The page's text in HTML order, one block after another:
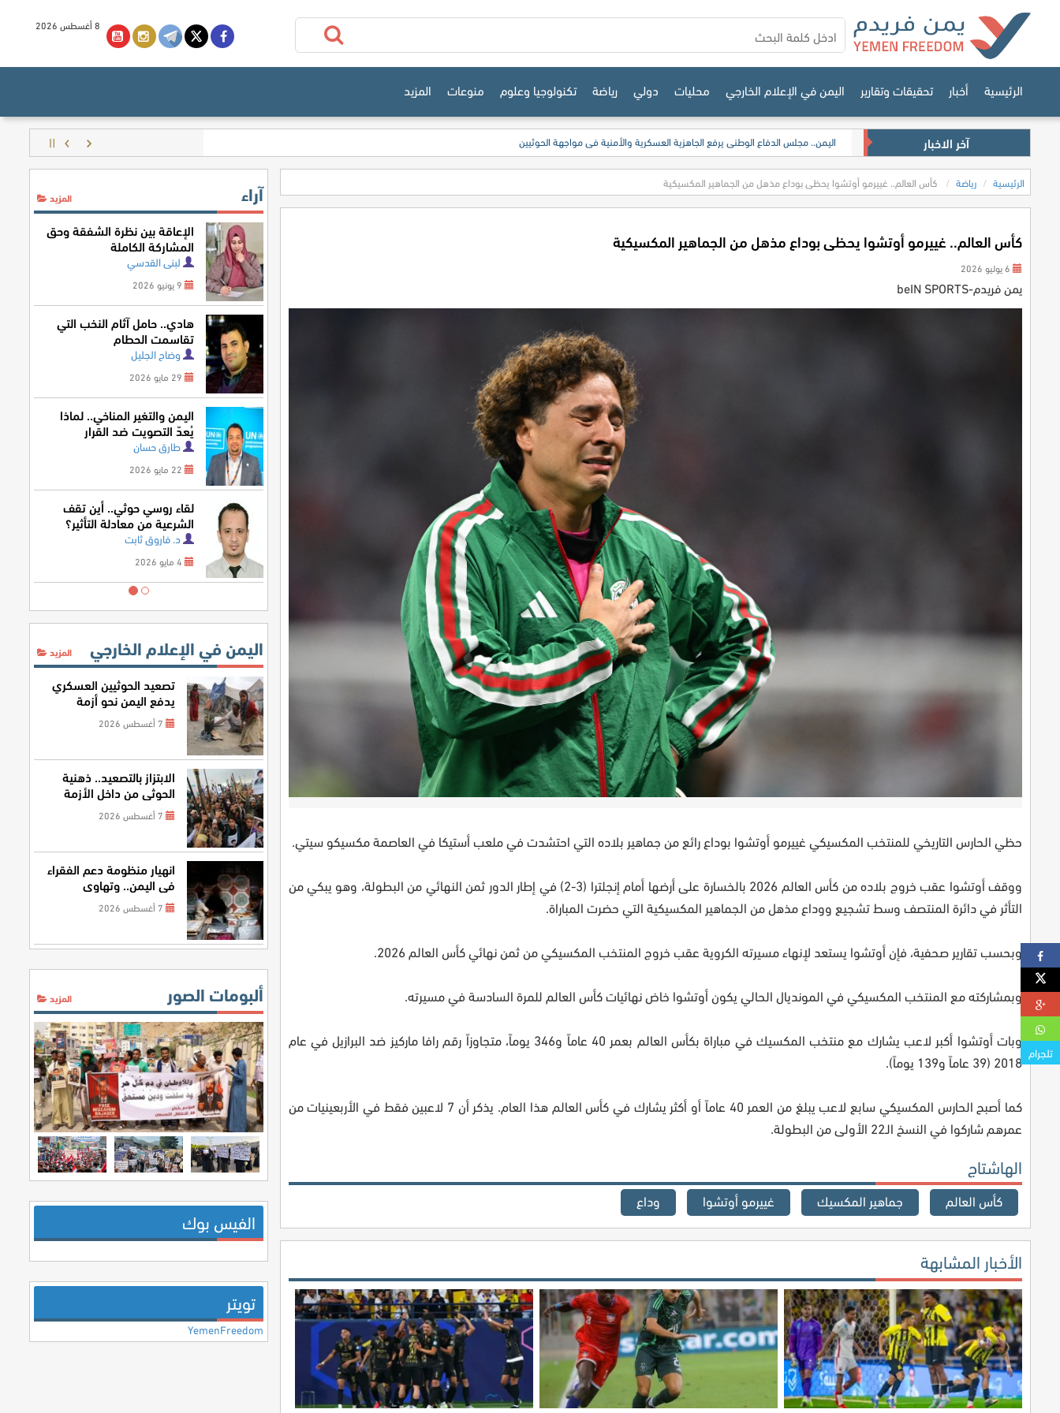
8 أغسطس 2026
الرئيسية أخبار تحقيقات وتقارير اليمن في الإعلام الخارجي محليات دولي رياضة تكنولوجيا وعلوم منوعات المزيد
آخر الاخبار ​اليمن.. مجلس الدفاع الوطني يرفع الجاهزية العسكرية والأمنية في مواجهة الحوثيين
الرئيسية رياضة كأس العالم.. غييرمو أوتشوا يحظى بوداع مذهل من الجماهير المكسيكية
كأس العالم.. غييرمو أوتشوا يحظى بوداع مذهل من الجماهير المكسيكية
يمن فريدم-beIN SPORTS
حظي الحارس التاريخي للمنتخب المكسيكي غييرمو أوتشوا بوداع رائع من جماهير بلاده التي احتشدت في ملعب أستيكا في العاصمة مكسيكو سيتي.
ووقف أوتشوا عقب خروج بلاده من كأس العالم 2026 بالخسارة على أرضها أمام إنجلترا (3-2) في إطار الدور ثمن النهائي من البطولة، وهو يبكي من
التأثر في دائرة المنتصف وسط تشجيع ووداع مذهل من الجماهير المكسيكية التي حضرت المباراة.
وبحسب تقارير صحفية، فإن أوتشوا يستعد لإنهاء مسيرته الكروية عقب خروج المنتخب المكسيكي من ثمن نهائي كأس العالم 2026.
وبمشاركته مع المنتخب المكسيكي في المونديال الحالي يكون أوتشوا خاض نهائيات كأس العالم للمرة السادسة في مسيرته.
وبات أوتشوا أكبر لاعب يشارك مع منتخب المكسيك في مباراة بكأس العالم بعمر 40 عاماً و346 يوماً، متجاوزاً رقم رافا ماركيز ضد البرازيل في عام
2018 (39 عاماً و139 يوماً).
كما أصبح الحارس المكسيكي سابع لاعب يبلغ من العمر 40 عاماً أو أكثر يشارك في كأس العالم هذا العام. يذكر أن 7 لاعبين فقط في الأربعينيات من
عمرهم شاركوا في النسخ الـ22 الأولى من البطولة.
الهاشتاج
كأس العالم جماهير المكسيك غييرمو أوتشوا وداع
الأخبار المشابهة
آراء المزيد
الإعاقة بين نظرة الشفقة وحق
المشاركة الكاملة
لبنى القدسي
هادي.. حامل آثام النخب التي
تقاسمت الحطام
وضاح الجليل
اليمن والتغير المناخي.. لماذا
يُعدّ التصويت ضد القرار
الأممي خسارة للمصلحة
اليمنية؟
طارق حسان
لقاء روسي حوثي.. أين تقف
الشرعية من معادلة التأثير؟
د. فاروق ثابت
اليمن في الإعلام الخارجي المزيد
تصعيد الحوثيين العسكري
يدفع اليمن نحو أزمة
غذائية أعمق
الابتزاز بالتصعيد.. ذهنية
الحوثي من داخل الأزمة
انهيار منظومة دعم الفقراء
في اليمن.. وتهاوي
المساعدات الخارجية
ألبومات الصور المزيد
الفيس بوك
تويتر
YemenFreedom
تلجرام